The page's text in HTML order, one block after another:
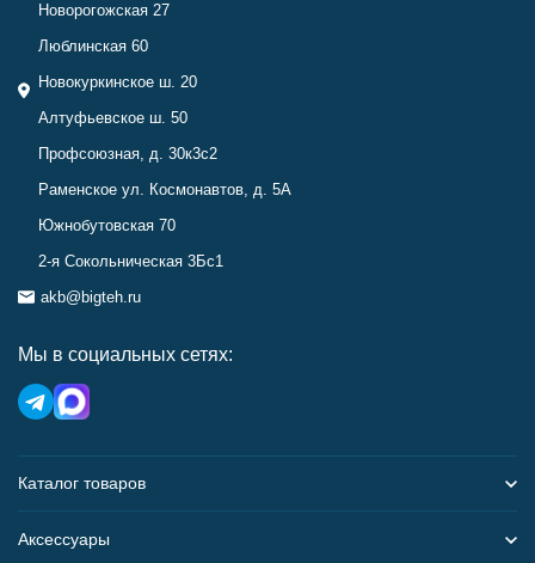
Новорогожская 27
Люблинская 60
Новокуркинское ш. 20
Алтуфьевское ш. 50
Профсоюзная, д. 30к3с2
Раменское ул. Космонавтов, д. 5А
Южнобутовская 70
2-я Сокольническая 3Бс1
akb@bigteh.ru
Мы в социальных сетях:
Каталог товаров
Аксессуары